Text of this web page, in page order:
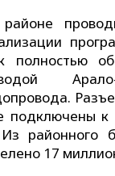
полностью
Арало-
подключены к
Из районного
17